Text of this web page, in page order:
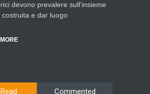
devono prevalere sull’insieme
costruita e dar luogo
Commented